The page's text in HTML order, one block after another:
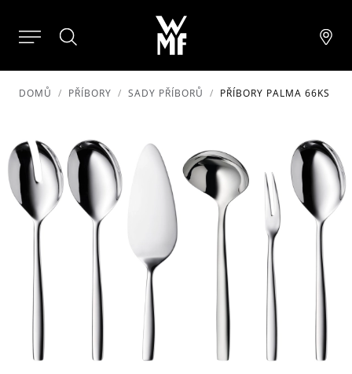
DOMŮ PŘÍBORY SADY PŘÍBORŮ PŘÍBORY PALMA 66KS